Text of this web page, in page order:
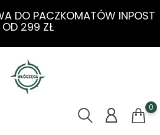
DO PACZKOMATÓW INPOST
OD 299 ZŁ
0